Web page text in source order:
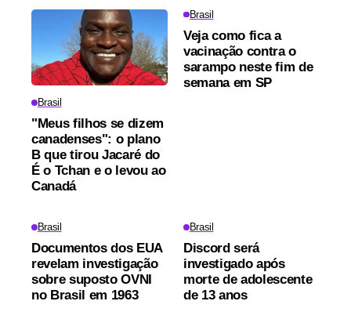
Brasil
"Meus filhos se dizem
canadenses": o plano
B que tirou Jacaré do
É o Tchan e o levou ao
Canadá
Brasil
Veja como fica a
vacinação contra o
sarampo neste fim de
semana em SP
Brasil
Documentos dos EUA
revelam investigação
sobre suposto OVNI
no Brasil em 1963
Brasil
Discord será
investigado após
morte de adolescente
de 13 anos